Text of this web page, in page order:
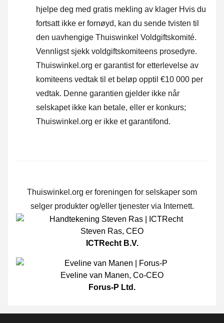
hjelpe deg med gratis mekling av klager Hvis du
fortsatt ikke er fornøyd, kan du sende tvisten til
den uavhengige Thuiswinkel Voldgiftskomité.
Vennligst sjekk voldgiftskomiteens prosedyre.
Thuiswinkel.org er garantist for etterlevelse av
komiteens vedtak til et beløp opptil €10 000 per
vedtak. Denne garantien gjelder ikke når
selskapet ikke kan betale, eller er konkurs;
Thuiswinkel.org er ikke et garantifond.
Thuiswinkel.org er foreningen for selskaper som
selger produkter og/eller tjenester via Internett.
Steven Ras, CEO
ICTRecht B.V.
Eveline van Manen, Co-CEO
Forus-P Ltd.